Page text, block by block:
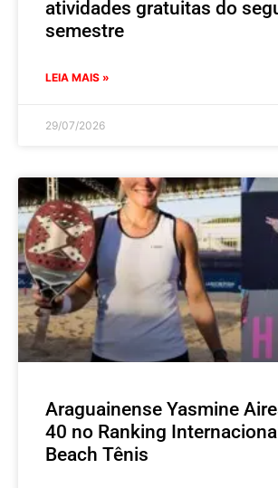
atividades gratuitas do
semestre
LEIA MAIS »
29/07/2026
Araguainense Yasmine
40 no Ranking
Beach Tênis